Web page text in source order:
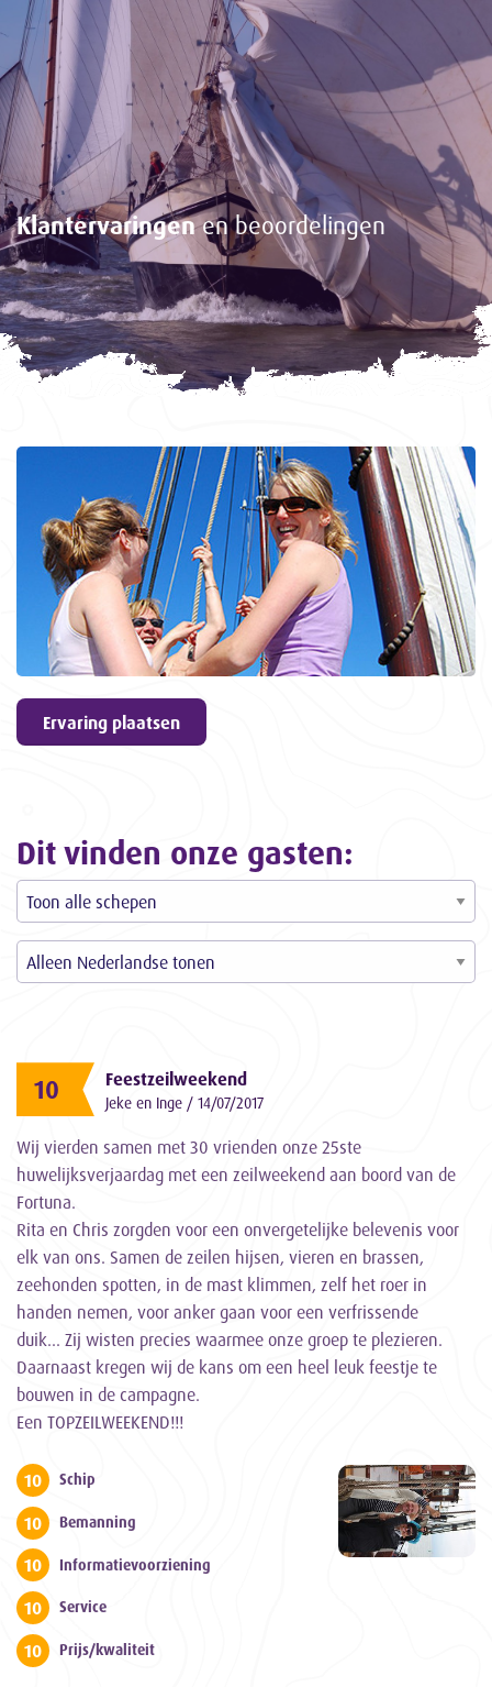
Klantervaringenen beoordelingen
9,6
Gasten
geven
ons een
3057
ervaringen
Ervaring plaatsen
Dit vinden onze gasten:
10 Feestzeilweekend
Jeke en Inge / 14/07/2017
Wij vierden samen met 30 vrienden onze 25ste
huwelijksverjaardag met een zeilweekend aan boord van de
Fortuna.
Rita en Chris zorgden voor een onvergetelijke belevenis voor
elk van ons. Samen de zeilen hijsen, vieren en brassen,
zeehonden spotten, in de mast klimmen, zelf het roer in
handen nemen, voor anker gaan voor een verfrissende
duik... Zij wisten precies waarmee onze groep te plezieren.
Daarnaast kregen wij de kans om een heel leuk feestje te
bouwen in de campagne.
Een TOPZEILWEEKEND!!!
10 Schip
10 Bemanning
10 Informatievoorziening
10 Service
10 Prijs/kwaliteit